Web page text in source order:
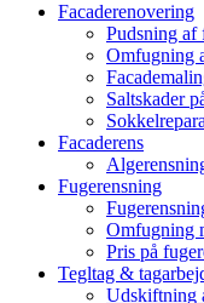
Facaderenovering
Pudsning af
Omfugning
Saltskader
Facaderens
Fugerensning
Omfugning
Pris på
Tegltag &
Udskiftning